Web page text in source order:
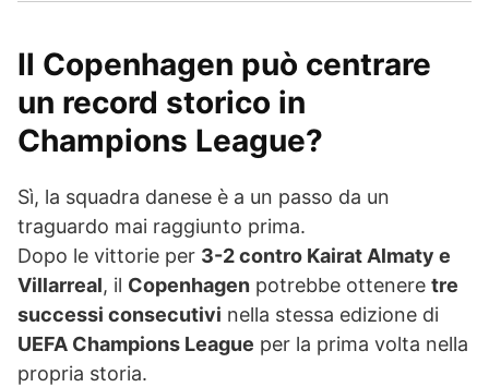
Il Copenhagen può centrare
un record storico in
Champions League?
Sì, la squadra danese è a un passo da un
traguardo mai raggiunto prima.
Dopo le vittorie per 3-2 contro Kairat Almaty e
Villarreal, il Copenhagen potrebbe ottenere tre
successi consecutivi nella stessa edizione di
UEFA Champions League per la prima volta nella
propria storia.